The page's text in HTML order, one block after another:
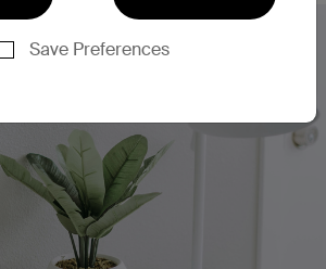
Save Preferences